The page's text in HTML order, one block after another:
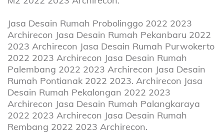
Jasa Desain Rumah Probolinggo 2022 2023
Archirecon Jasa Desain Rumah Pekanbaru 2022
2023 Archirecon Jasa Desain Rumah Purwokerto
2022 2023 Archirecon Jasa Desain Rumah
Palembang 2022 2023 Archirecon Jasa Desain
Rumah Pontianak 2022 2023. Archirecon Jasa
Desain Rumah Pekalongan 2022 2023
Archirecon Jasa Desain Rumah Palangkaraya
2022 2023 Archirecon Jasa Desain Rumah
Rembang 2022 2023 Archirecon.